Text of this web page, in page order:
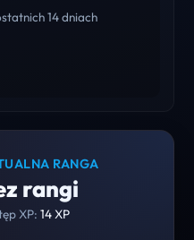
14 dniach
RANGA
rangi
XP: 14 XP